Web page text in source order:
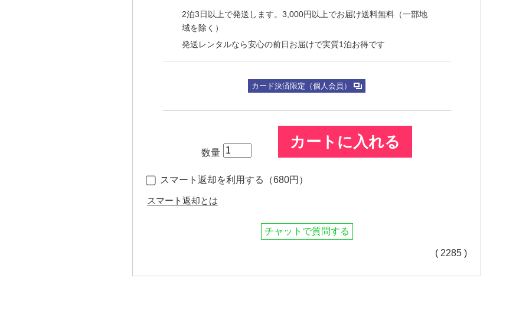
2泊3日以上で発送します。3,000円以上でお届け送料無料（一部地
域を除く）
発送レンタルなら安心の前日お届けで実質1泊お得です
カード決済限定（個人会員）
数量
カートに入れる
スマート返却を利用する（680円）
スマート返却とは
チャットで質問する
( 2285 )